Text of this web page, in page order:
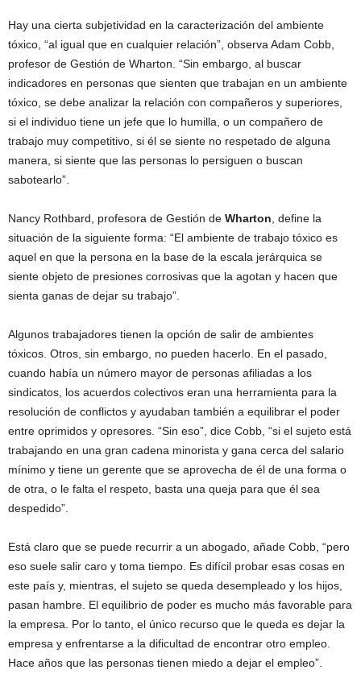
Hay una cierta subjetividad en la caracterización del ambiente
tóxico, “al igual que en cualquier relación”, observa Adam Cobb,
profesor de Gestión de Wharton. “Sin embargo, al buscar
indicadores en personas que sienten que trabajan en un ambiente
tóxico, se debe analizar la relación con compañeros y superiores,
si el individuo tiene un jefe que lo humilla, o un compañero de
trabajo muy competitivo, si él se siente no respetado de alguna
manera, si siente que las personas lo persiguen o buscan
sabotearlo”.
Nancy Rothbard, profesora de Gestión de Wharton , define la
situación de la siguiente forma: “El ambiente de trabajo tóxico es
aquel en que la persona en la base de la escala jerárquica se
siente objeto de presiones corrosivas que la agotan y hacen que
sienta ganas de dejar su trabajo”.
Algunos trabajadores tienen la opción de salir de ambientes
tóxicos. Otros, sin embargo, no pueden hacerlo. En el pasado,
cuando había un número mayor de personas afiliadas a los
sindicatos, los acuerdos colectivos eran una herramienta para la
resolución de conflictos y ayudaban también a equilibrar el poder
entre oprimidos y opresores. “Sin eso”, dice Cobb, “si el sujeto está
trabajando en una gran cadena minorista y gana cerca del salario
mínimo y tiene un gerente que se aprovecha de él de una forma o
de otra, o le falta el respeto, basta una queja para que él sea
despedido”.
Está claro que se puede recurrir a un abogado, añade Cobb, “pero
eso suele salir caro y toma tiempo. Es difícil probar esas cosas en
este país y, mientras, el sujeto se queda desempleado y los hijos,
pasan hambre. El equilibrio de poder es mucho más favorable para
la empresa. Por lo tanto, el único recurso que le queda es dejar la
empresa y enfrentarse a la dificultad de encontrar otro empleo.
Hace años que las personas tienen miedo a dejar el empleo”.